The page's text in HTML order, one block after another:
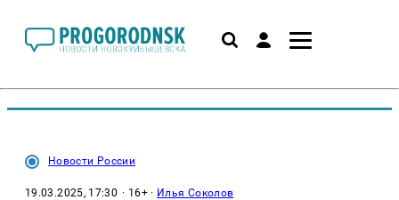
Новости России
19.03.2025, 17:30 · 16+ · Илья Соколов